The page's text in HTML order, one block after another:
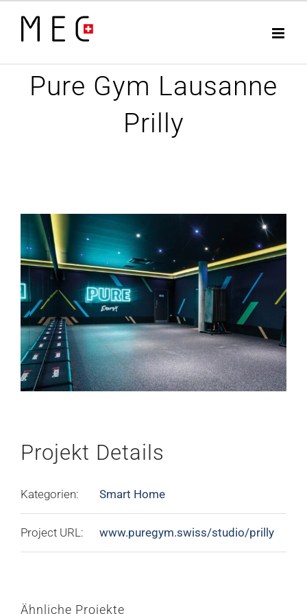
Pure Gym Lausanne
Prilly
View
Larger
Image
Projekt Details
Kategorien: Smart Home
Project URL: www.puregym.swiss/studio/prilly
Ähnliche Projekte